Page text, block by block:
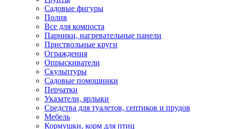
Садовые фигуры
Полив
Все для компоста
Парники, нагревательные панели
Приствольные круги
Ограждения
Опрыскиватели
Скульптуры
Садовые помощники
Перчатки
Указатели, ярлыки
Средства для туалетов, септиков и прудов
Мебель
Кормушки, корм для птиц